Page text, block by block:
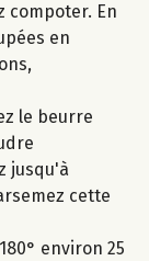
compoter. En
en
le beurre
jusqu'à
cette
environ 25